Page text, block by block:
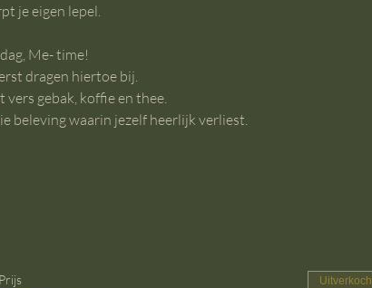
je eigen lepel.
Me- time!
dragen hiertoe bij.
gebak, koffie en thee.
beleving waarin jezelf heerlijk verliest.
Prijs